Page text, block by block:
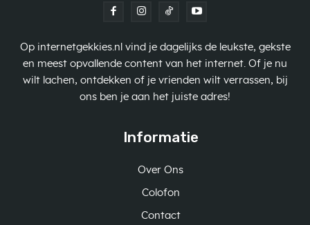
Op internetgekkies.nl vind je dagelijks de leukste, gekste
en meest opvallende content van het internet. Of je nu
wilt lachen, ontdekken of je vrienden wilt verrassen, bij
ons ben je aan het juiste adres!
Informatie
Over Ons
Colofon
Contact